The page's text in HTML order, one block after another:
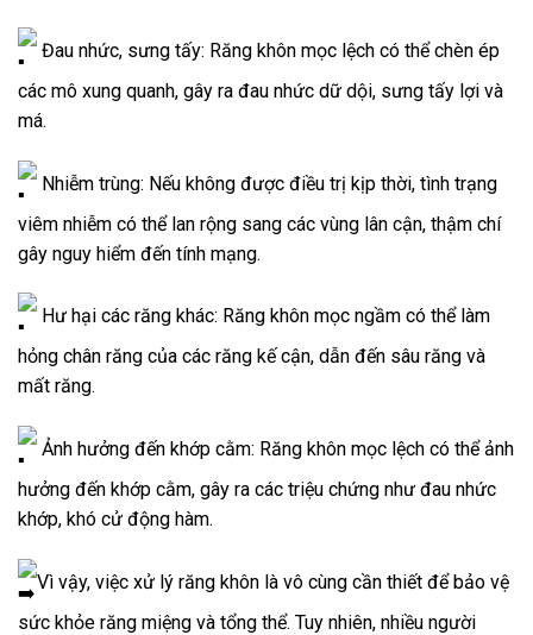
Đau nhức, sưng tấy: Răng khôn mọc lệch có thể chèn ép
các mô xung quanh, gây ra đau nhức dữ dội, sưng tấy lợi và
má.
Nhiễm trùng: Nếu không được điều trị kịp thời, tình trạng
viêm nhiễm có thể lan rộng sang các vùng lân cận, thậm chí
gây nguy hiểm đến tính mạng.
Hư hại các răng khác: Răng khôn mọc ngầm có thể làm
hỏng chân răng của các răng kế cận, dẫn đến sâu răng và
mất răng.
Ảnh hưởng đến khớp cằm: Răng khôn mọc lệch có thể ảnh
hưởng đến khớp cằm, gây ra các triệu chứng như đau nhức
khớp, khó cử động hàm.
Vì vậy, việc xử lý răng khôn là vô cùng cần thiết để bảo vệ
sức khỏe răng miệng và tổng thể. Tuy nhiên, nhiều người